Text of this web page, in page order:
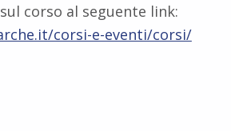
corso al seguente link:
corsi-e-eventi/corsi/